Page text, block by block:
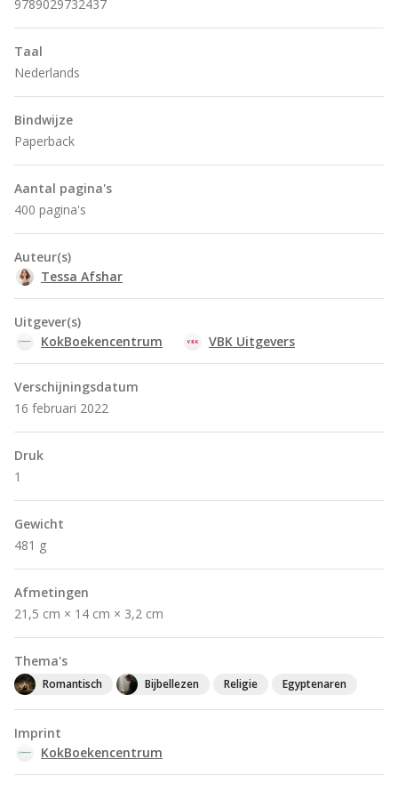
9789029732437
Taal
Nederlands
Bindwijze
Paperback
Aantal pagina's
400 pagina's
Auteur(s)
Tessa Afshar
Uitgever(s)
KokBoekencentrum
VBK Uitgevers
Verschijningsdatum
16 februari 2022
Druk
1
Gewicht
481 g
Afmetingen
21,5 cm × 14 cm × 3,2 cm
Thema's
Romantisch Bijbellezen Religie Egyptenaren
Imprint
KokBoekencentrum